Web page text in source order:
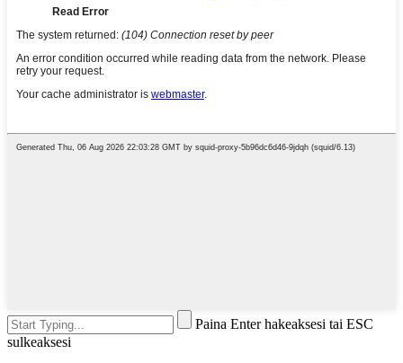
Paina Enter hakeaksesi tai ESC
sulkeaksesi